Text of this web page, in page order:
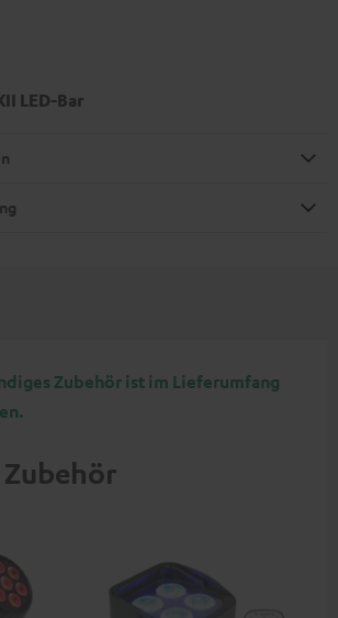
LED-Bar
Zubehör ist im Lieferumfang